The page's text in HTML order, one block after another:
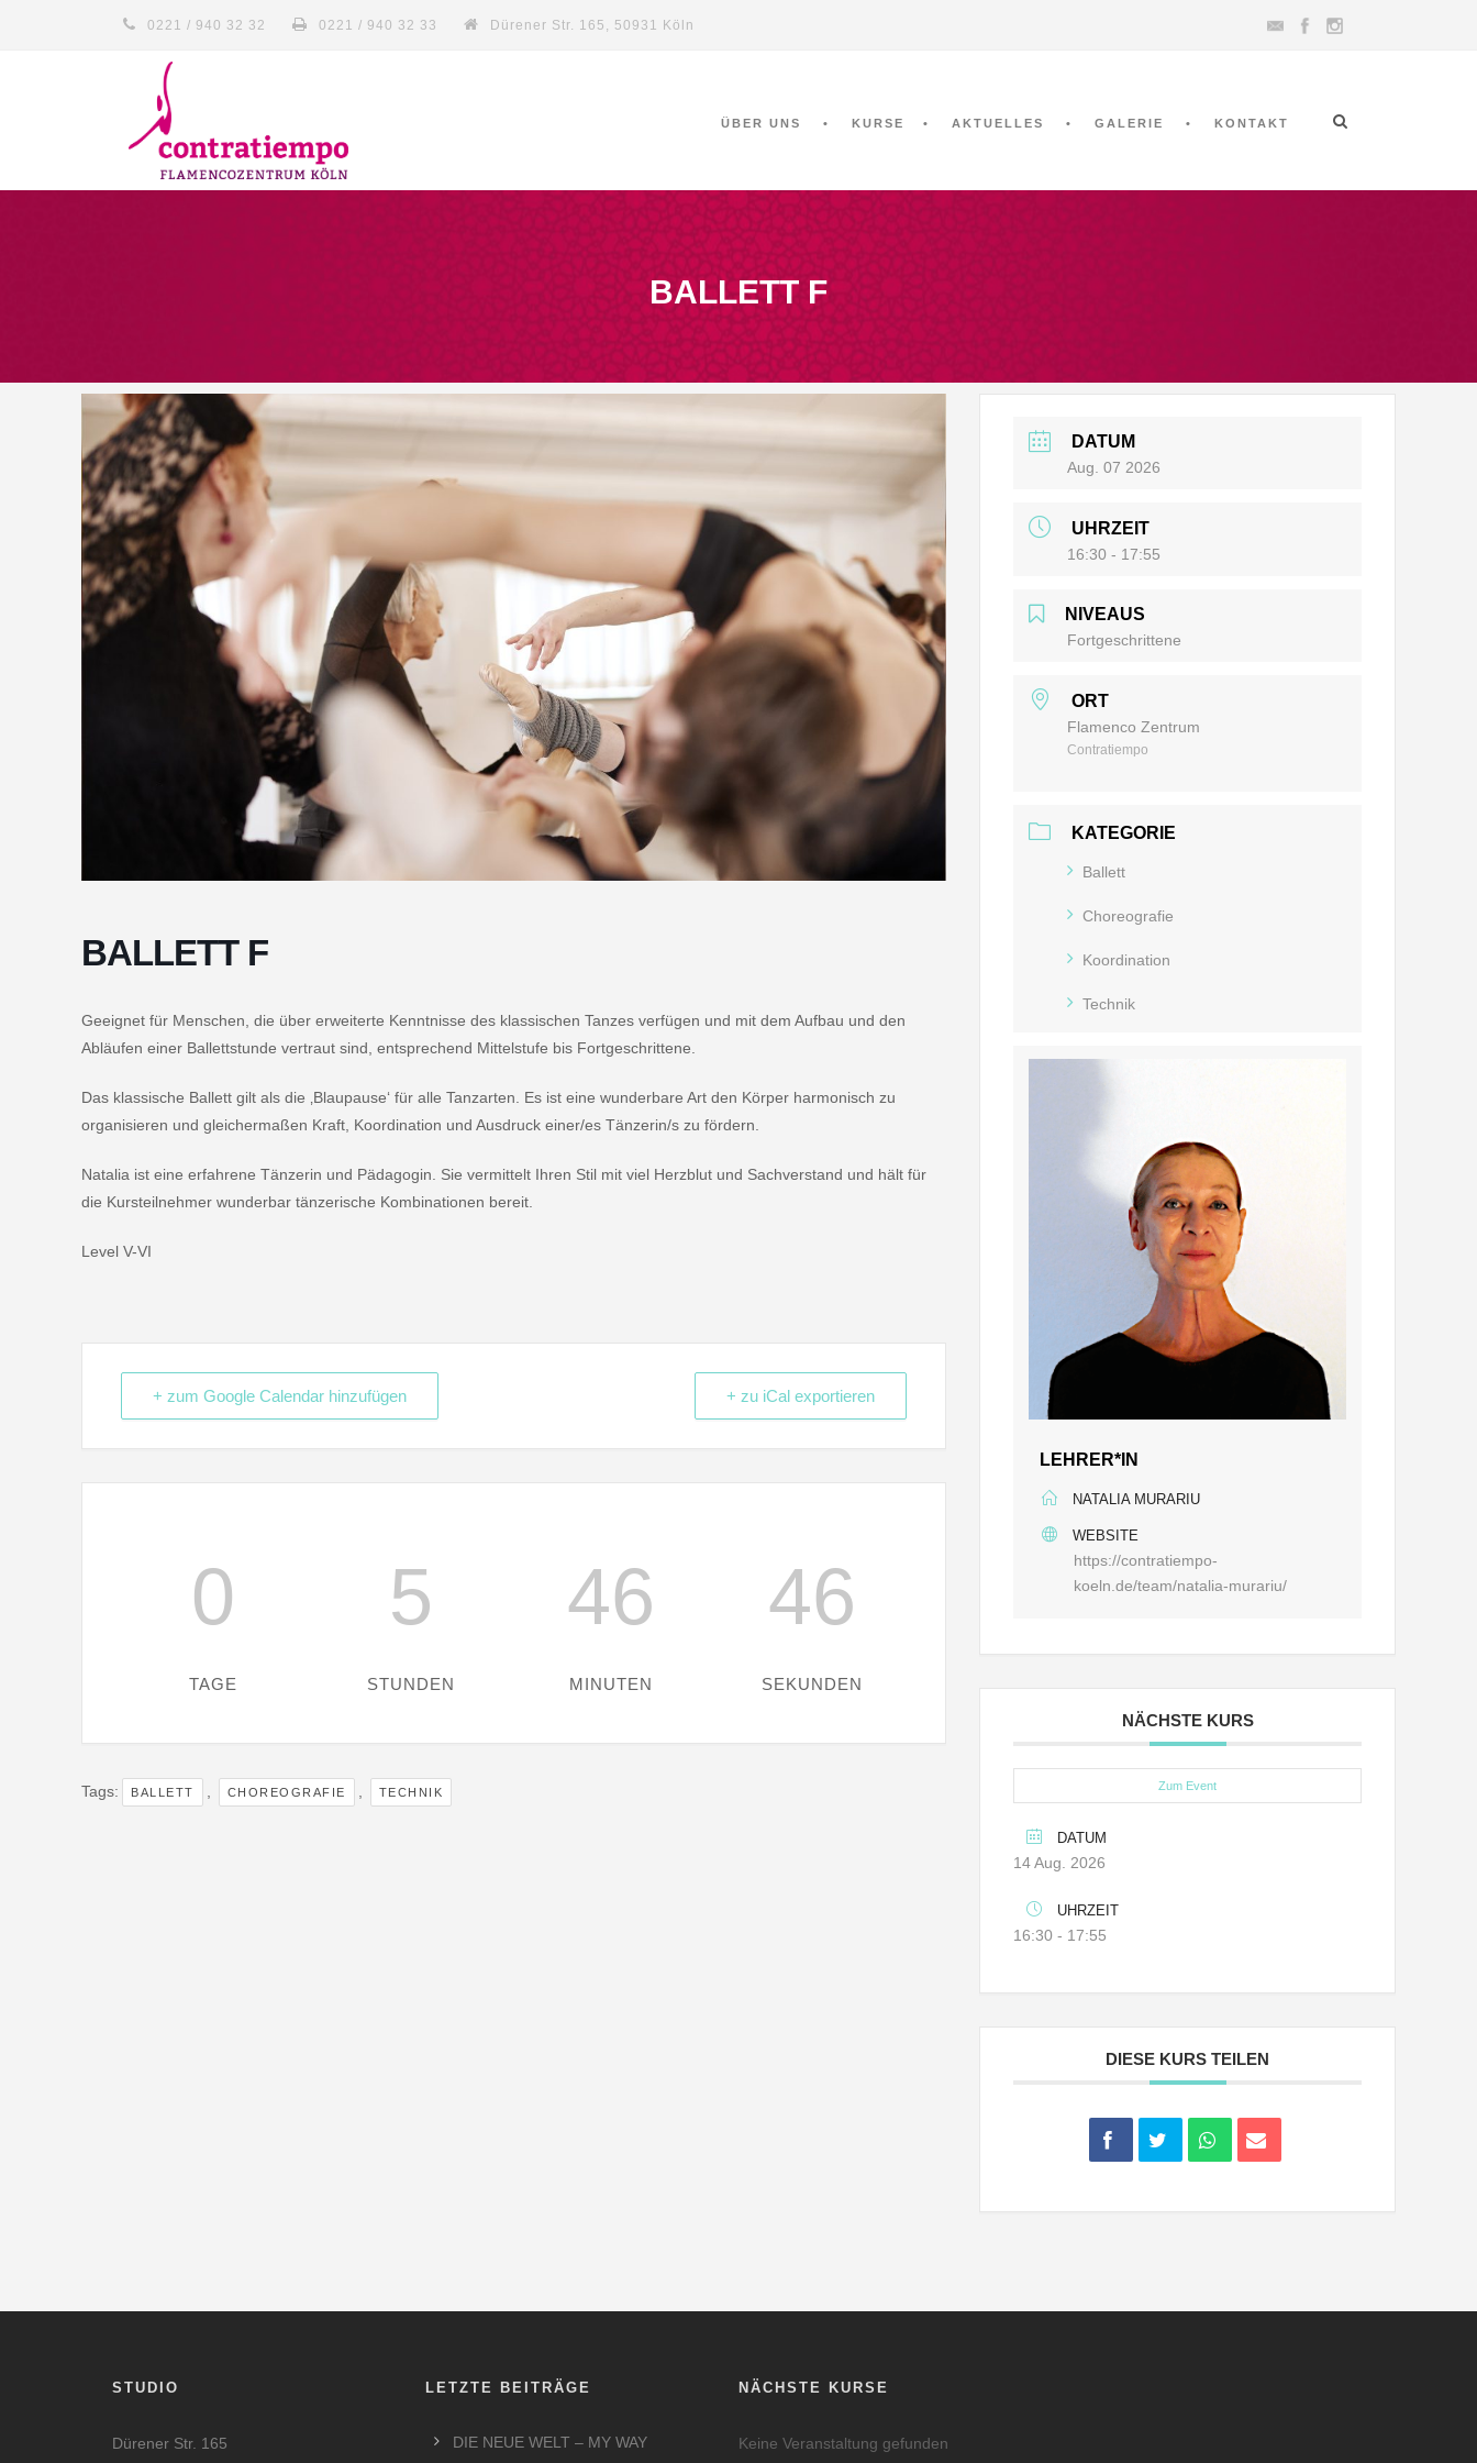
0221 / 940 32 32 0221 / 940 32 33 Dürener Str. 165, 50931 Köln
ÜBER UNS KURSE AKTUELLES GALERIE KONTAKT
BALLETT F
BALLETT F
Geeignet für Menschen, die über erweiterte Kenntnisse des klassischen Tanzes verfügen und mit dem Aufbau und den
Abläufen einer Ballettstunde vertraut sind, entsprechend Mittelstufe bis Fortgeschrittene.
Das klassische Ballett gilt als die ‚Blaupause‘ für alle Tanzarten. Es ist eine wunderbare Art den Körper harmonisch zu
organisieren und gleichermaßen Kraft, Koordination und Ausdruck einer/es Tänzerin/s zu fördern.
Natalia ist eine erfahrene Tänzerin und Pädagogin. Sie vermittelt Ihren Stil mit viel Herzblut und Sachverstand und hält für
die Kursteilnehmer wunderbar tänzerische Kombinationen bereit.
Level V-VI
+ zum Google Calendar hinzufügen + zu iCal exportieren
0
TAGE
5
STUNDEN
46
MINUTEN
45
SEKUNDEN
Tags: BALLETT CHOREOGRAFIE TECHNIK
DATUM
Aug. 07 2026
UHRZEIT
16:30 - 17:55
NIVEAUS
Fortgeschrittene
ORT
Flamenco Zentrum
Contratiempo
KATEGORIE
Ballett
Choreografie
Koordination
Technik
LEHRER*IN
NATALIA MURARIU
WEBSITE
https://contratiempo-
koeln.de/team/natalia-murariu/
NÄCHSTE KURS
Zum Event
DATUM
14 Aug. 2026
UHRZEIT
16:30 - 17:55
DIESE KURS TEILEN
STUDIO
Dürener Str. 165
LETZTE BEITRÄGE
DIE NEUE WELT – MY WAY
NÄCHSTE KURSE
Keine Veranstaltung gefunden